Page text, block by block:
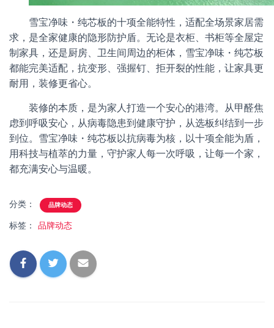
雪宝净味・纯芯板的十项全能特性，适配全场景家居需
求，是全家健康的隐形防护盾。无论是衣柜、书柜等全屋定
制家具，还是厨房、卫生间周边的柜体，雪宝净味・纯芯板
都能完美适配，抗变形、强握钉、拒开裂的性能，让家具更
耐用，装修更省心。
装修的本质，是为家人打造一个安心的港湾。从甲醛焦
虑到呼吸安心，从病毒隐患到健康守护，从选板纠结到一步
到位。雪宝净味・纯芯板以抗病毒为核，以十项全能为盾，
用科技与植萃的力量，守护家人每一次呼吸，让每一个家，
都充满安心与温暖。
分类： 品牌动态
标签： 品牌动态